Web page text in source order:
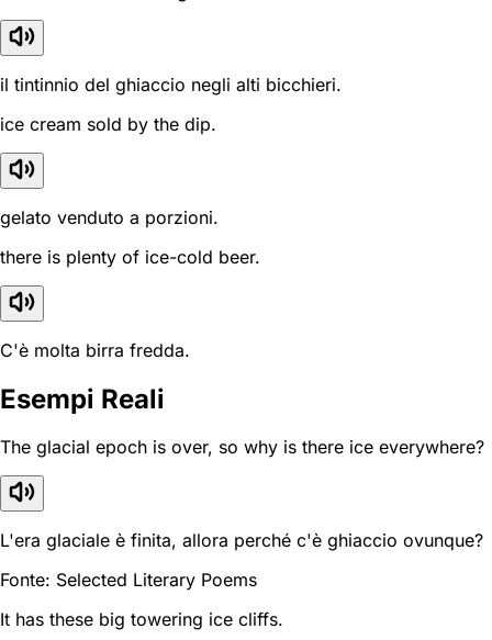
il tintinnio del ghiaccio negli alti bicchieri.
ice cream sold by the dip.
gelato venduto a porzioni.
there is plenty of ice-cold beer.
C'è molta birra fredda.
Esempi Reali
The glacial epoch is over, so why is there ice everywhere?
L'era glaciale è finita, allora perché c'è ghiaccio ovunque?
Fonte: Selected Literary Poems
It has these big towering ice cliffs.